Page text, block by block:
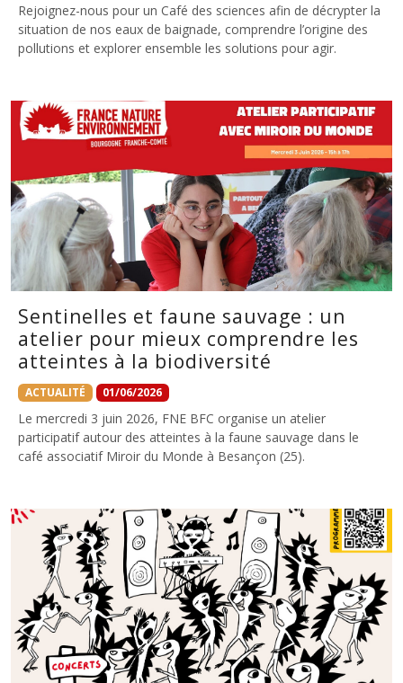
Rejoignez-nous pour un Café des sciences afin de décrypter la
situation de nos eaux de baignade, comprendre l’origine des
pollutions et explorer ensemble les solutions pour agir.
Sentinelles et faune sauvage : un
atelier pour mieux comprendre les
atteintes à la biodiversité
ACTUALITÉ 01/06/2026
Le mercredi 3 juin 2026, FNE BFC organise un atelier
participatif autour des atteintes à la faune sauvage dans le
café associatif Miroir du Monde à Besançon (25).